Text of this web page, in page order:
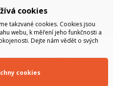
cookies
takzvané cookies. Cookies jsou
webu, k měření jeho funkčnosti a
Dejte nám vědět o svých
cookies